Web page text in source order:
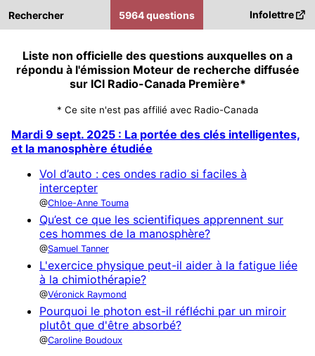
Rechercher 5964 questions Infolettre
Liste non officielle des questions auxquelles on a
répondu à l'émission Moteur de recherche diffusée
sur ICI Radio-Canada Première*
* Ce site n'est pas affilié avec Radio-Canada
Mardi 9 sept. 2025 : La portée des clés intelligentes,
et la manosphère étudiée
Vol d’auto : ces ondes radio si faciles à
intercepter
Chloe-Anne Touma
Qu’est ce que les scientifiques apprennent sur
ces hommes de la manosphère?
Samuel Tanner
L'exercice physique peut-il aider à la fatigue liée
à la chimiothérapie?
Véronick Raymond
Pourquoi le photon est-il réfléchi par un miroir
plutôt que d'être absorbé?
Caroline Boudoux